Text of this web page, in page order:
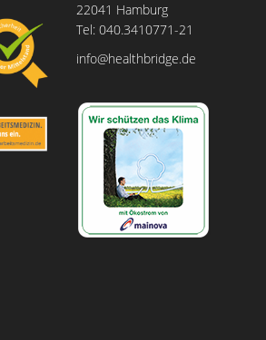
22041 Hamburg
Tel: 040.3410771-21
info@healthbridge.de